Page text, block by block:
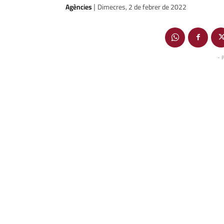
Agències | Dimecres, 2 de febrer de 2022
-